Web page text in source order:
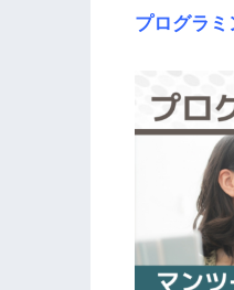
プログラ